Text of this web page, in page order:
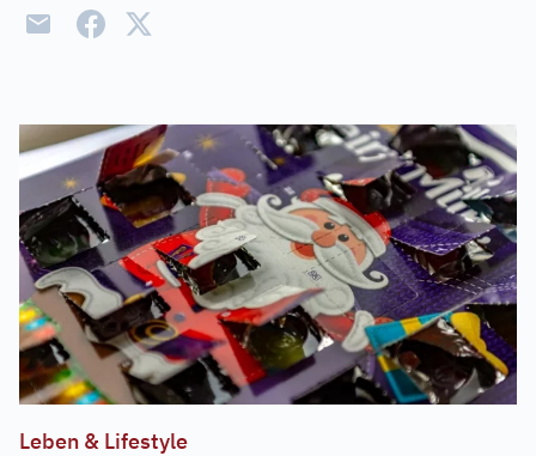
Leben & Lifestyle